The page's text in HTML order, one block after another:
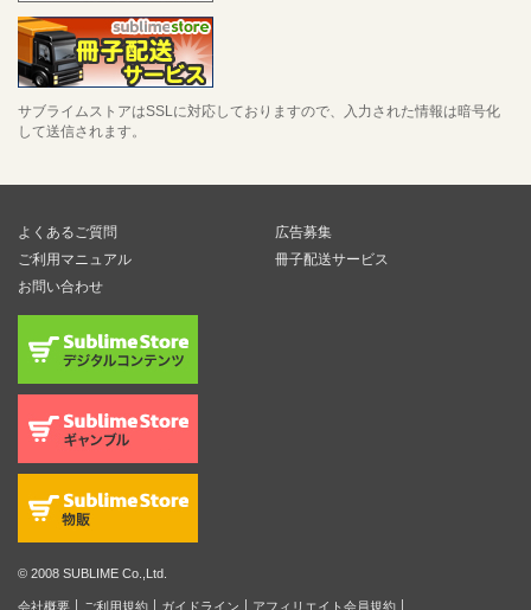
サブライムストアはSSLに対応しておりますので、入力された情報は暗号化
して送信されます。
よくあるご質問
ご利用マニュアル
お問い合わせ
広告募集
冊子配送サービス
© 2008 SUBLIME Co.,Ltd.
会社概要 ご利用規約 ガイドライン アフィリエイト会員規約